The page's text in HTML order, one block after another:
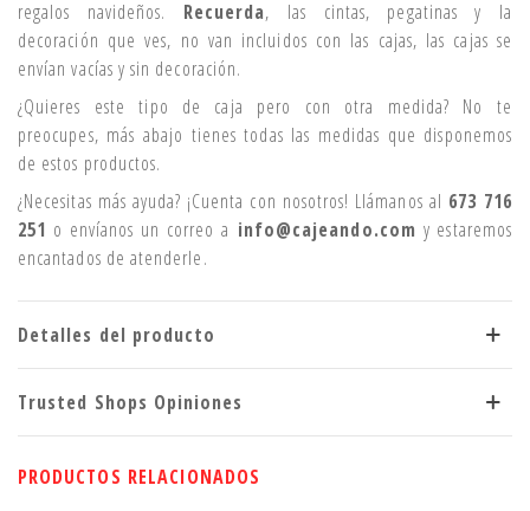
regalos navideños. Recuerda, las cintas, pegatinas y la
decoración que ves, no van incluidos con las cajas, las cajas se
envían vacías y sin decoración.
¿Quieres este tipo de caja pero con otra medida? No te
preocupes, más abajo tienes todas las medidas que disponemos
de estos productos.
¿Necesitas más ayuda? ¡Cuenta con nosotros! Llámanos al 673 716
251 o envíanos un correo a info@cajeando.com y estaremos
encantados de atenderle.
Detalles del producto
Trusted Shops Opiniones
PRODUCTOS RELACIONADOS